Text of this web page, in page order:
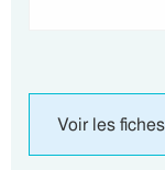
Voir les fiches